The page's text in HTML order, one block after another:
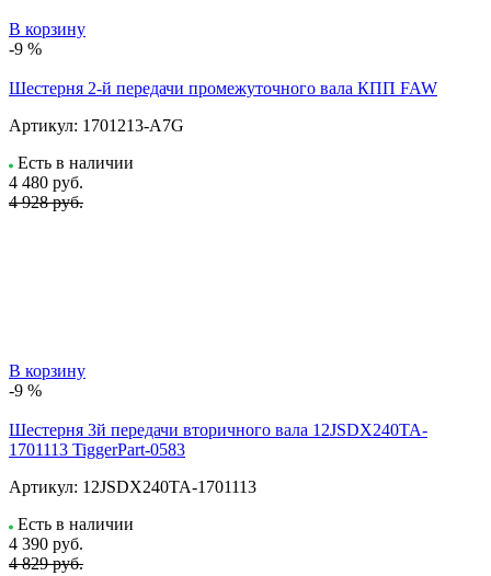
В корзину
-9 %
Шестерня 2-й передачи промежуточного вала КПП FAW
Артикул: 1701213-A7G
Есть в наличии
4 480 руб.
4 928 руб.
В корзину
-9 %
Шестерня 3й передачи вторичного вала 12JSDX240TA-
1701113 TiggerPart-0583
Артикул: 12JSDX240TA-1701113
Есть в наличии
4 390 руб.
4 829 руб.